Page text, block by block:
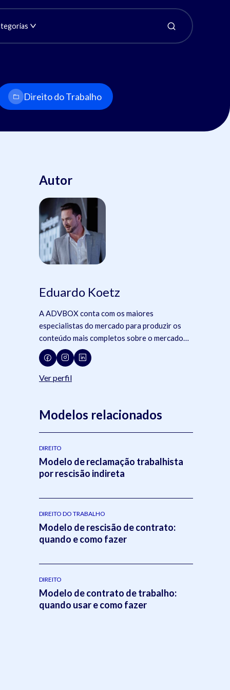
Direito do Trabalho
Autor
Eduardo Koetz
A ADVBOX conta com os maiores
especialistas do mercado para produzir os
conteúdo mais completos sobre o mercado
jurídico, tecnologia e advocacia.
Ver perfil
Modelos relacionados
DIREITO
Modelo de reclamação trabalhista
por rescisão indireta
DIREITO DO TRABALHO
Modelo de rescisão de contrato:
quando e como fazer
DIREITO
Modelo de contrato de trabalho:
quando usar e como fazer